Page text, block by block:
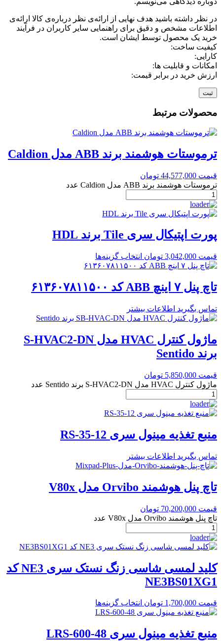
در نظر داشته باشید هدف نهایی از ارائه‌ی نظر درباره‌ی کالا ارائه‌ی
اطلاعات مشخص و دقیق برای راهنمایی سایر کاربران در فرآیند
خرید یک محصول توسط ایشان است.
کیفیت ساخت:
کارایی:
امکانات و قابلیت ها:
ارزش خرید در برابر قیمت:
محصولات مرتبط
ترموستات هوشمند برند ABB مدل Caldion
قیمت 44,577,000 تومان
ترموستات هوشمند برند ABB مدل Caldion عدد
پورت اپتیکال سری Tile برند HDL
قیمت 3,042,000 تومان انتخاب گزینه‌ها
تاچ پنل ۷ اینچ ABB کد ۶۱۳۶۰۷۸۱۱۵۰۰
تماس بگیرید اطلاعات بیشتر
ماژول کنترل HVAC مدل S-HVAC2-DN
برند Sentido
قیمت 5,850,000 تومان
ماژول کنترل HVAC مدل S-HVAC2-DN برند Sentido عدد
منبع تغذیه مینول سری RS-35-12
تماس بگیرید اطلاعات بیشتر
تاچ پنل هوشمند Orvibo مدل V80x
قیمت 70,200,000 تومان
تاچ پنل هوشمند Orvibo مدل V80x عدد
کلید لمسی شاسی زنگ نستک سری NE3 کد
NE3BS01XG1
قیمت 1,700,000 تومان انتخاب گزینه‌ها
منبع تغذیه مینول سری LRS-600-48